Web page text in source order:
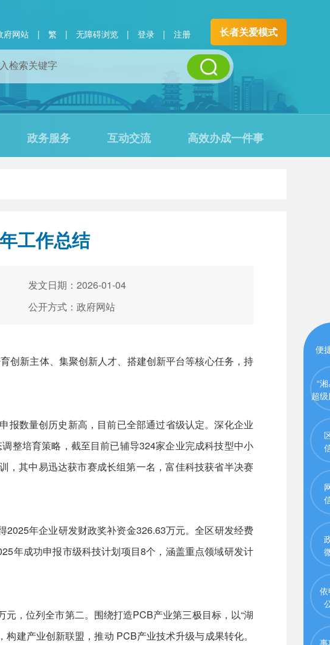
府网站 | 繁 | 无障碍浏览 | 登录 | 注册 长者关爱模式
政务服务 互动交流 高效办成一件事
工作总结
发文日期：2026-01-04
公开方式：政府网站
新主体、集聚创新人才、搭建创新平台等核心任务，持
数量创历史新高，目前已全部通过省级认定。深化企业
整培育策略，截至目前已辅导324家企业完成科技型中小
，其中易迅达获市赛成长组第一名，富佳科技获省半决赛
年企业研发财政奖补资金326.63万元。全区研发经费
年成功申报市级科技计划项目8个，涵盖重点领域研发计
，位列全市第二。围绕打造PCB产业第三极目标，以“湖
建产业创新联盟，推动 PCB产业技术升级与成果转化。
便
“
超